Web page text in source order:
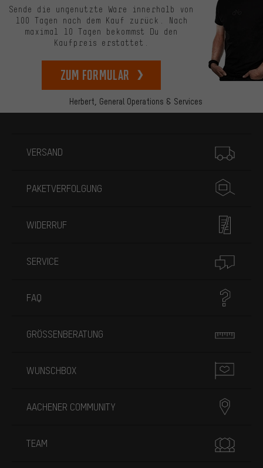
Herbert, General Operations & Services
Sende die ungenutzte Ware innerhalb von
100 Tagen nach dem Kauf zurück. Nach
maximal 10 Tagen bekommst Du den
Kaufpreis erstattet.
zum Formular
VERSAND
PAKETVERFOLGUNG
WIDERRUF
SERVICE
FAQ
GRÖSSENBERATUNG
WUNSCHBOX
AACHENER COMMUNITY
TEAM